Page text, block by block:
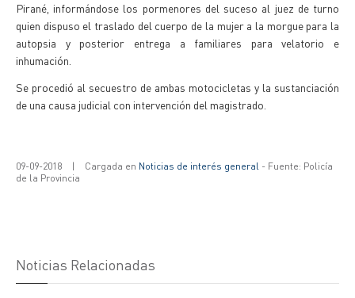
Pirané, informándose los pormenores del suceso al juez de turno
quien dispuso el traslado del cuerpo de la mujer a la morgue para la
autopsia y posterior entrega a familiares para velatorio e
inhumación.
Se procedió al secuestro de ambas motocicletas y la sustanciación
de una causa judicial con intervención del magistrado.
09-09-2018 | Cargada en Noticias de interés general - Fuente: Policía
de la Provincia
Noticias Relacionadas